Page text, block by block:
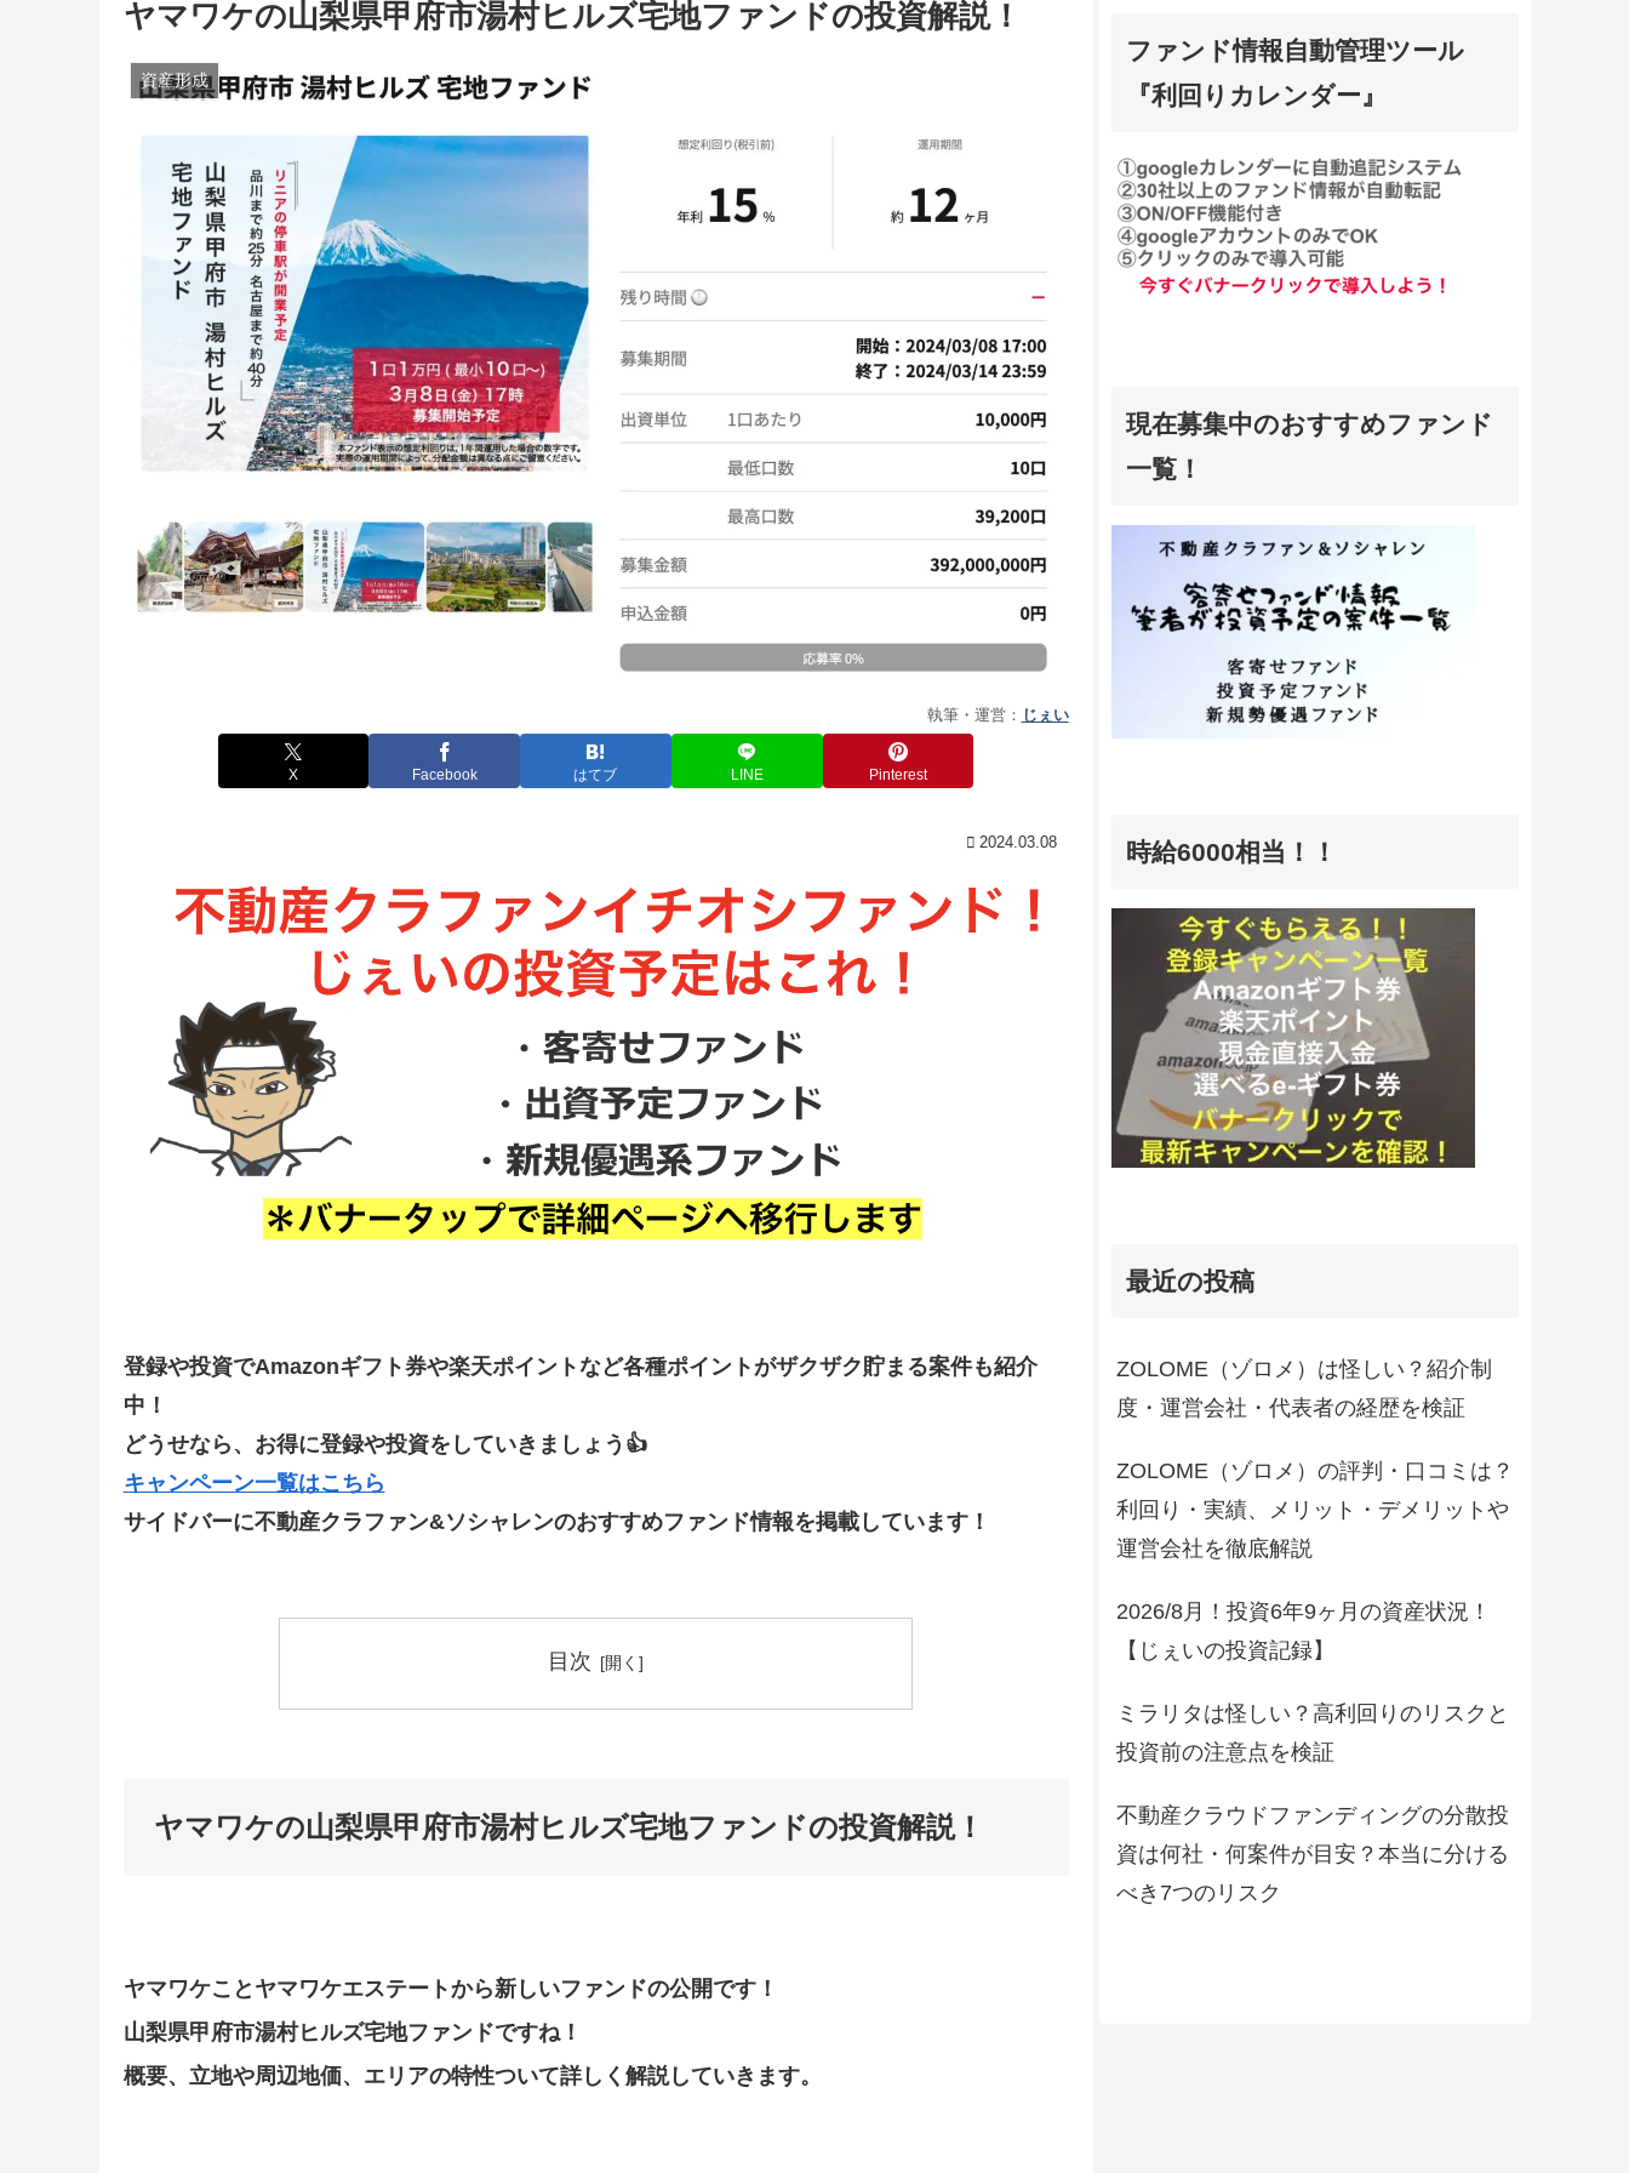
ヤマワケの山梨県甲府市湯村ヒルズ宅地ファンドの投資解説！
資産形成
執筆・運営： じぇい
X Facebook はてブ LINE Pinterest
2024.03.08
登録や投資でAmazonギフト券や楽天ポイントなど各種ポイントがザクザク貯まる案件も紹介
中！
どうせなら、お得に登録や投資をしていきましょう👍
キャンペーン一覧はこちら
サイドバーに不動産クラファン&ソシャレンのおすすめファンド情報を掲載しています！
目次
ヤマワケの山梨県甲府市湯村ヒルズ宅地ファンドの投資解説！
ヤマワケことヤマワケエステートから新しいファンドの公開です！
山梨県甲府市湯村ヒルズ宅地ファンドですね！
概要、立地や周辺地価、エリアの特性ついて詳しく解説していきます。
ファンド情報自動管理ツール
『利回りカレンダー』
現在募集中のおすすめファンド
一覧！
時給6000相当！！
最近の投稿
ZOLOME（ゾロメ）は怪しい？紹介制
度・運営会社・代表者の経歴を検証
ZOLOME（ゾロメ）の評判・口コミは？
利回り・実績、メリット・デメリットや
運営会社を徹底解説
2026/8月！投資6年9ヶ月の資産状況！
【じぇいの投資記録】
ミラリタは怪しい？高利回りのリスクと
投資前の注意点を検証
不動産クラウドファンディングの分散投
資は何社・何案件が目安？本当に分ける
べき7つのリスク